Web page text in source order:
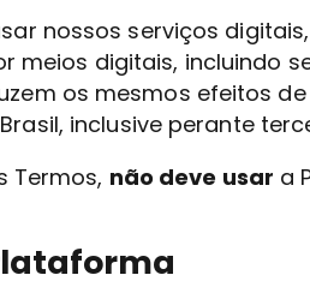
nossos serviços
digitais, incluindo
os mesmos efeitos
inclusive perante
Termos, não deve usar a